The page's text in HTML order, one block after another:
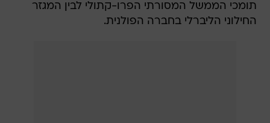
תומכי הממשל המסורתי הפרו-קתולי לבין המגזר
החילוני הליברלי בחברה הפולנית.